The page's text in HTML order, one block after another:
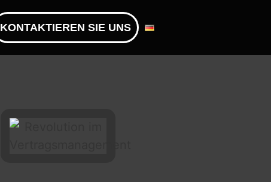
KONTAKTIEREN SIE UNS